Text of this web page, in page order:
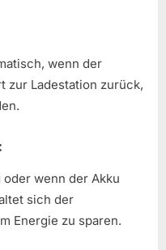
wenn der
zur Ladestation zurück,
wenn der Akku
sich der
Energie zu sparen.